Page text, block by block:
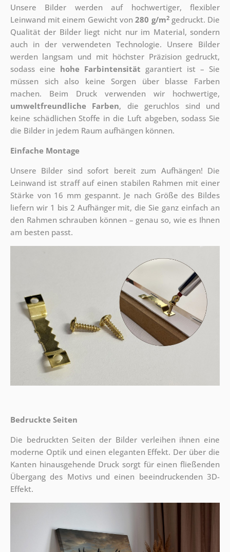
Unsere Bilder werden auf hochwertiger, flexibler
Leinwand mit einem Gewicht von280 g/m2gedruckt. Die
Qualität der Bilder liegt nicht nur im Material, sondern
auch in der verwendeten Technologie. Unsere Bilder
werden langsam und mit höchster Präzision gedruckt,
sodass eine hohe Farbintensität garantiert ist – Sie
müssen sich also keine Sorgen über blasse Farben
machen. Beim Druck verwenden wir hochwertige,
umweltfreundliche Farben, die geruchlos sind und
keine schädlichen Stoffe in die Luft abgeben, sodass Sie
die Bilder in jedem Raum aufhängen können.
Einfache Montage
Unsere Bilder sind sofort bereit zum Aufhängen! Die
Leinwand ist straff auf einen stabilen Rahmen mit einer
Stärke von 16 mm gespannt. Je nach Größe des Bildes
liefern wir 1 bis 2 Aufhänger mit, die Sie ganz einfach an
den Rahmen schrauben können – genau so, wie es Ihnen
am besten passt.
Bedruckte Seiten
Die bedruckten Seiten der Bilder verleihen ihnen eine
moderne Optik und einen eleganten Effekt. Der über die
Kanten hinausgehende Druck sorgt für einen fließenden
Übergang des Motivs und einen beeindruckenden 3D-
Effekt.